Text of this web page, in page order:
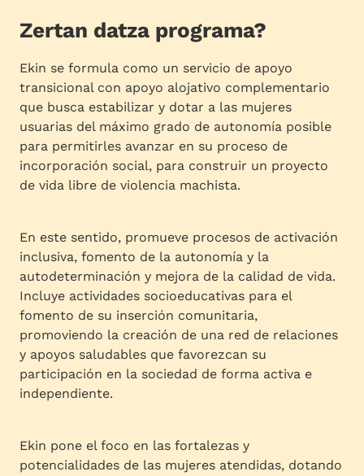
Zertan datza programa?
Ekin se formula como un servicio de apoyo
transicional con apoyo alojativo complementario
que busca estabilizar y dotar a las mujeres
usuarias del máximo grado de autonomía posible
para permitirles avanzar en su proceso de
incorporación social, para construir un proyecto
de vida libre de violencia machista.
En este sentido, promueve procesos de activación
inclusiva, fomento de la autonomía y la
autodeterminación y mejora de la calidad de vida.
Incluye actividades socioeducativas para el
fomento de su inserción comunitaria,
promoviendo la creación de una red de relaciones
y apoyos saludables que favorezcan su
participación en la sociedad de forma activa e
independiente.
Ekin pone el foco en las fortalezas y
potencialidades de las mujeres atendidas, dotando